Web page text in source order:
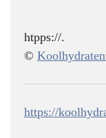
htpps://.
©
https://